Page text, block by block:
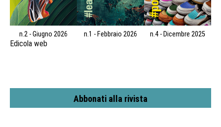
n.2 - Giugno 2026 n.1 - Febbraio 2026 n.4 - Dicembre 2025
Edicola web
Abbonati alla rivista